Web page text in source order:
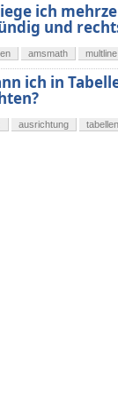
ich
und
amsmath multline
ich in
ausrichtung tabellen